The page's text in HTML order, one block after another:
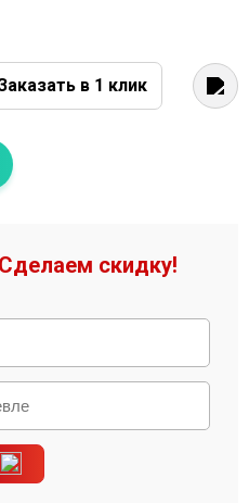
в 1 клик
Сделаем скидку!